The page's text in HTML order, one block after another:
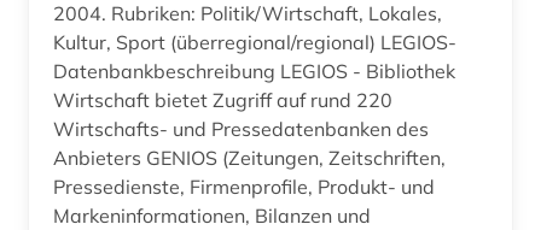
2004. Rubriken: Politik/Wirtschaft, Lokales,
Kultur, Sport (überregional/regional) LEGIOS-
Datenbankbeschreibung LEGIOS - Bibliothek
Wirtschaft bietet Zugriff auf rund 220
Wirtschafts- und Pressedatenbanken des
Anbieters GENIOS (Zeitungen, Zeitschriften,
Pressedienste, Firmenprofile, Produkt- und
Markeninformationen, Bilanzen und